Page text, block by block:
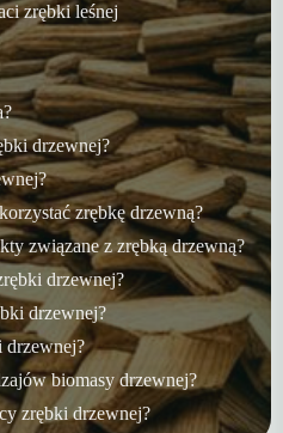
zrębki leśnej
drzewnej?
zrębkę drzewną?
związane z zrębką drzewną?
drzewnej?
drzewnej?
drzewnej?
biomasy drzewnej?
zrębki drzewnej?